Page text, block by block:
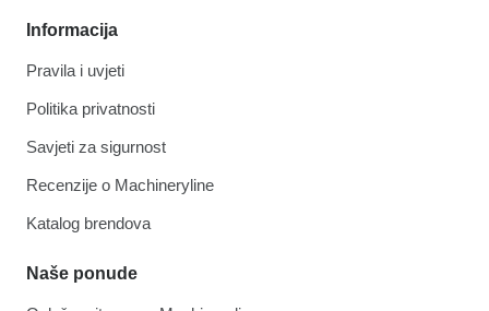
Informacija
Pravila i uvjeti
Politika privatnosti
Savjeti za sigurnost
Recenzije o Machineryline
Katalog brendova
Naše ponude